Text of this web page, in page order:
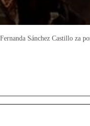
Sánchez Castillo za